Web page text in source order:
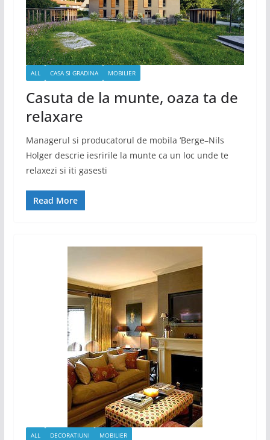
ALL CASA SI GRADINA MOBILIER
Casuta de la munte, oaza ta de
relaxare
Managerul si producatorul de mobila ‘Berge–Nils
Holger descrie iesririle la munte ca un loc unde te
relaxezi si iti gasesti
Read More
ALL DECORATIUNI MOBILIER